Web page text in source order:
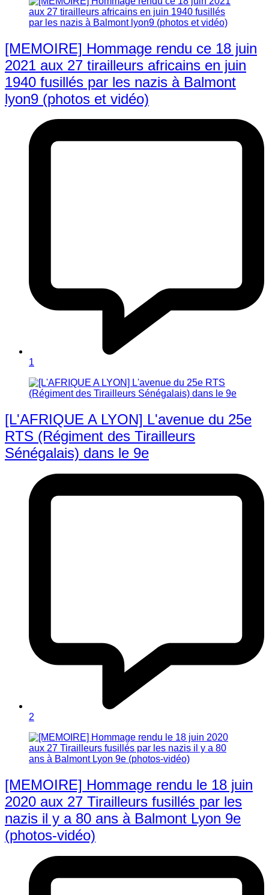
[MEMOIRE] Hommage rendu ce 18 juin
2021 aux 27 tirailleurs africains en juin
1940 fusillés par les nazis à Balmont
lyon9 (photos et vidéo)
1
[L'AFRIQUE A LYON] L'avenue du 25e
RTS (Régiment des Tirailleurs
Sénégalais) dans le 9e
2
[MEMOIRE] Hommage rendu le 18 juin
2020 aux 27 Tirailleurs fusillés par les
nazis il y a 80 ans à Balmont Lyon 9e
(photos-vidéo)